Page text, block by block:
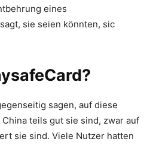
eines
sie seien könnten, sic
sagen, auf diese
teils gut sie sind, zwar auf
sie sind. Viele Nutzer hatten